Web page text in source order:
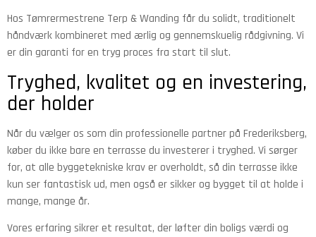
Hos Tømrermestrene Terp & Wanding får du solidt, traditionelt
håndværk kombineret med ærlig og gennemskuelig rådgivning. Vi
er din garanti for en tryg proces fra start til slut.
Tryghed, kvalitet og en investering,
der holder
Når du vælger os som din professionelle partner på Frederiksberg,
køber du ikke bare en terrasse du investerer i tryghed. Vi sørger
for, at alle byggetekniske krav er overholdt, så din terrasse ikke
kun ser fantastisk ud, men også er sikker og bygget til at holde i
mange, mange år.
Vores erfaring sikrer et resultat, der løfter din boligs værdi og